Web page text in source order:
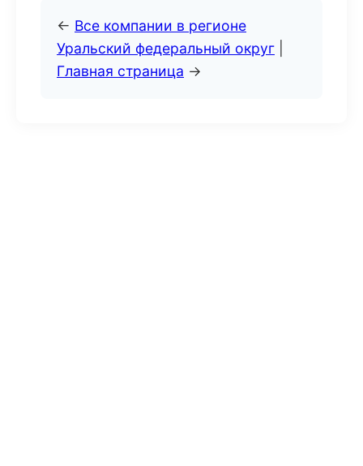
← Все компании в регионе
Уральский федеральный округ
Главная страница →